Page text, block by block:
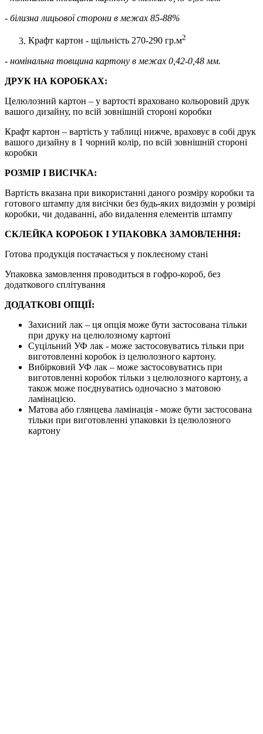
- білизна лицьової сторони в межах 85-88%
Крафт картон - щільність 270-290 гр.м2
- номінальна товщина картону в межах 0,42-0,48 мм.
ДРУК НА КОРОБКАХ:
Целюлозний картон – у вартості враховано кольоровий друк
вашого дизайну, по всій зовнішній стороні коробки
Крафт картон – вартість у таблиці нижче, враховує в собі друк
вашого дизайну в 1 чорний колір, по всій зовнішній стороні
коробки
РОЗМІР І ВИСІЧКА:
Вартість вказана при використанні даного розміру коробки та
готового штампу для висічки без будь-яких видозмін у розмірі
коробки, чи додаванні, або видалення елементів штампу
СКЛЕЙКА КОРОБОК І УПАКОВКА ЗАМОВЛЕННЯ:
Готова продукція постачається у поклеєному стані
Упаковка замовлення проводиться в гофро-короб, без
додаткового сплітування
ДОДАТКОВІ ОПЦІЇ:
Захисний лак – ця опція може бути застосована тільки
при друку на целюлозному картоні
Суцільний УФ лак - може застосовуватись тільки при
виготовленні коробок із целюлозного картону.
Вибірковий УФ лак – може застосовуватись при
виготовленні коробок тільки з целюлозного картону, а
також може поєднуватись одночасно з матовою
ламінацією.
Матова або глянцева ламінація - може бути застосована
тільки при виготовленні упаковки із целюлозного
картону